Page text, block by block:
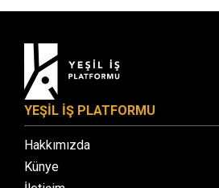
YEŞİL İŞ PLATFORMU
Hakkımızda
Künye